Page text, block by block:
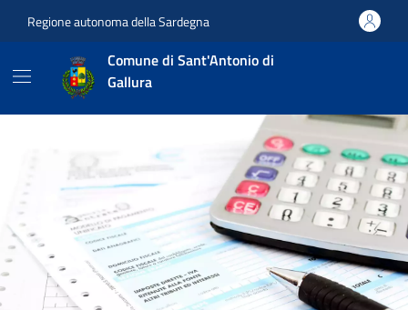
Regione autonoma della Sardegna
Comune di Sant'Antonio di
Gallura